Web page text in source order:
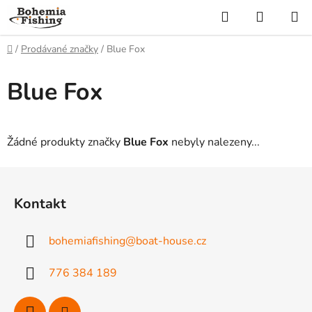
Přejít
na
obsah
Hledat
KOŠÍK
Domů
/ Prodávané značky / Blue Fox
Blue Fox
Žádné produkty značky Blue Fox nebyly nalezeny...
Kontakt
bohemiafishing@boat-house.cz
776 384 189